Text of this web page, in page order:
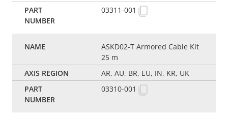
03311-001
ASKD02-T Armored Cable Kit
25 m
AR, AU, BR, EU, IN, KR, UK
03310-001